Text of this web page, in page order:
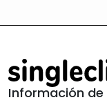
Información